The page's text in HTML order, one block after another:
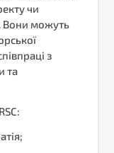
чи
Вони можуть
з
та